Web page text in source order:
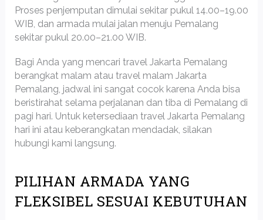
Proses penjemputan dimulai sekitar pukul 14.00–19.00
WIB, dan armada mulai jalan menuju Pemalang
sekitar pukul 20.00–21.00 WIB.
Bagi Anda yang mencari travel Jakarta Pemalang
berangkat malam atau travel malam Jakarta
Pemalang, jadwal ini sangat cocok karena Anda bisa
beristirahat selama perjalanan dan tiba di Pemalang di
pagi hari. Untuk ketersediaan travel Jakarta Pemalang
hari ini atau keberangkatan mendadak, silakan
hubungi kami langsung.
PILIHAN ARMADA YANG
FLEKSIBEL SESUAI KEBUTUHAN